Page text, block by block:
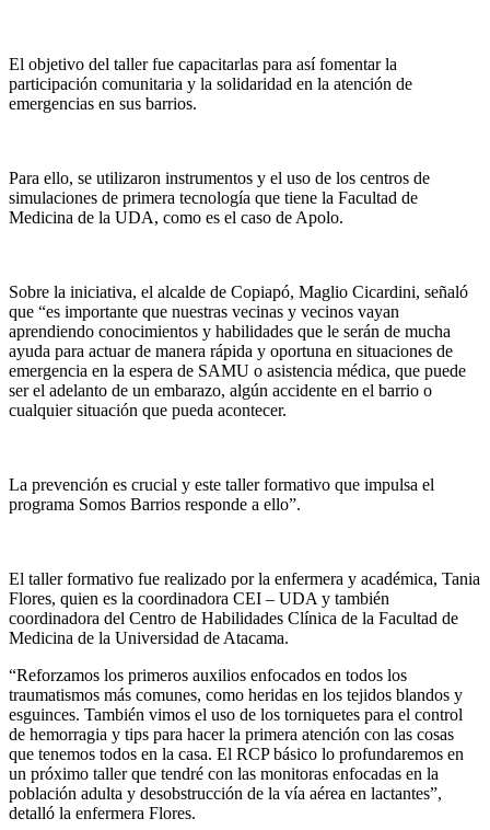
El objetivo del taller fue capacitarlas para así fomentar la
participación comunitaria y la solidaridad en la atención de
emergencias en sus barrios.
Para ello, se utilizaron instrumentos y el uso de los centros de
simulaciones de primera tecnología que tiene la Facultad de
Medicina de la UDA, como es el caso de Apolo.
Sobre la iniciativa, el alcalde de Copiapó, Maglio Cicardini, señaló
que “es importante que nuestras vecinas y vecinos vayan
aprendiendo conocimientos y habilidades que le serán de mucha
ayuda para actuar de manera rápida y oportuna en situaciones de
emergencia en la espera de SAMU o asistencia médica, que puede
ser el adelanto de un embarazo, algún accidente en el barrio o
cualquier situación que pueda acontecer.
La prevención es crucial y este taller formativo que impulsa el
programa Somos Barrios responde a ello”.
El taller formativo fue realizado por la enfermera y académica, Tania
Flores, quien es la coordinadora CEI – UDA y también
coordinadora del Centro de Habilidades Clínica de la Facultad de
Medicina de la Universidad de Atacama.
“Reforzamos los primeros auxilios enfocados en todos los
traumatismos más comunes, como heridas en los tejidos blandos y
esguinces. También vimos el uso de los torniquetes para el control
de hemorragia y tips para hacer la primera atención con las cosas
que tenemos todos en la casa. El RCP básico lo profundaremos en
un próximo taller que tendré con las monitoras enfocadas en la
población adulta y desobstrucción de la vía aérea en lactantes”,
detalló la enfermera Flores.